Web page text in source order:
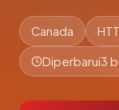
Canada
Diperbarui3